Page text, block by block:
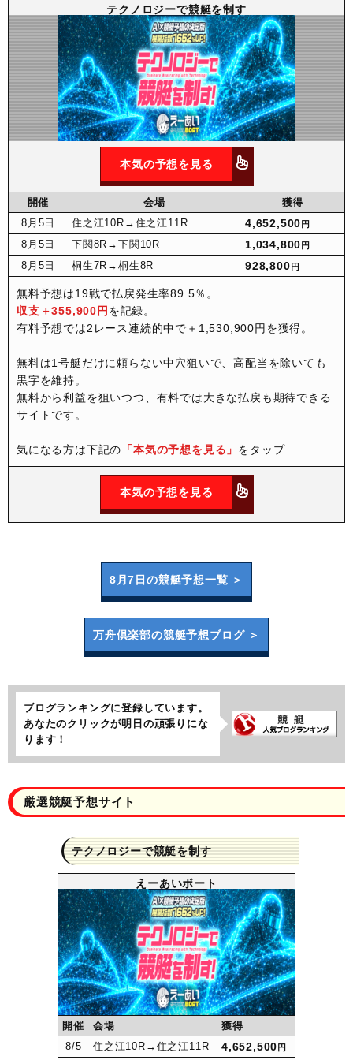
テクノロジーで競艇を制す
本気の予想を見る
開催 会場
獲得
8月 5日 住之江10R →住之江11R 4,652,500 円
8月 5日 下関8R →下関10R 1,034,800 円
8月 5日 桐生7R →桐生8R 928,800 円
無料予想は19戦で払戻発生率89.5％。
収支＋355,900円 を記録。
有料予想では2レース連続的中で＋1,530,900円を獲得。
無料は1号艇だけに頼らない中穴狙いで、高配当を除いても
黒字を維持。
無料から利益を狙いつつ、有料では大きな払戻も期待できる
サイトです。
気になる方は下記の 「本気の予想を見る」 をタップ
本気の予想を見る
8月7日の競艇予想一覧 ＞
万舟倶楽部の競艇予想ブログ ＞
ブログランキングに登録しています。
あなたのクリックが明日の頑張りにな
ります！
厳選競艇予想サイト
テクノロジーで競艇を制す
えーあいボート
開催 会場
獲得
8/5 住之江10R →住之江11R 4,652,500 円